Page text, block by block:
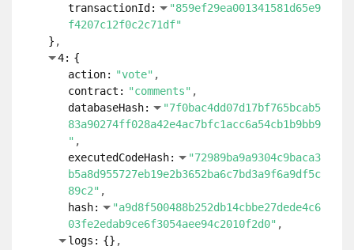
databaseHash:
"7f0bac4dd07d17bf765bcab5
83a90274ff028a42e4ac7bfc1acc6a54cb1b9bb9
executedCodeHash:
b5a8d955727eb19e2b3652ba6c7bd3a9f6a9df5c
89c2"
hash:
"cb17c5988c4fb4e09ca9743ae905065c
11f8cf1e7fec0ff821d030fde85c60a8"
logs:
payload: {
author: "florian-glechner"
permlink:
energy-report-may-2026"
voter: "alexwilliam"
weight: